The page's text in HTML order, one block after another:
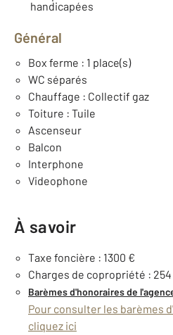
handicapées
Général
Box ferme : 1 place(s)
WC séparés
Chauffage : Collectif gaz
Toiture : Tuile
Ascenseur
Balcon
Interphone
Videophone
À savoir
Taxe foncière : 1300 €
Charges de copropriété :
Barèmes d'honoraires de
Pour consulter les barèmes
cliquez ici